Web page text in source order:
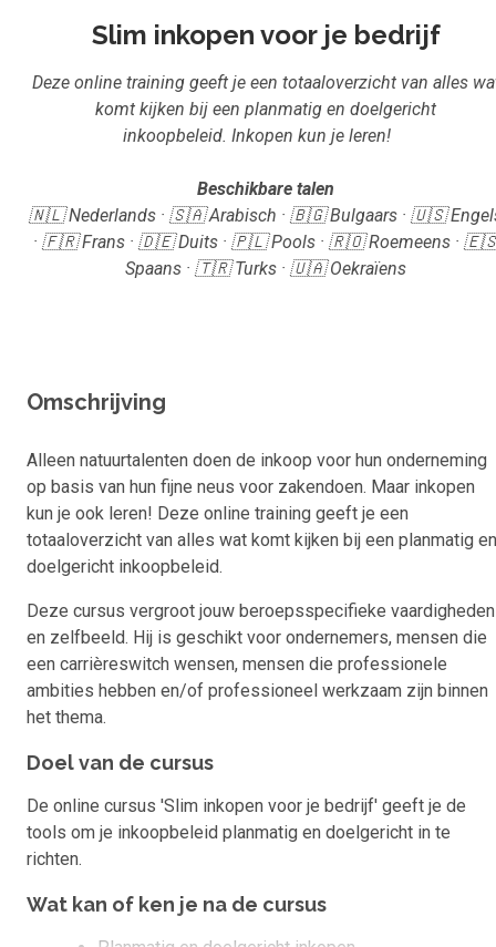
Slim inkopen voor je bedrijf
Deze online training geeft je een totaaloverzicht van alles
komt kijken bij een planmatig en doelgericht
inkoopbeleid. Inkopen kun je leren!
Beschikbare talen
🇳🇱 Nederlands · 🇸🇦 Arabisch · 🇧🇬 Bulgaars · 🇺🇸
· 🇫🇷 Frans · 🇩🇪 Duits · 🇵🇱 Pools · 🇷🇴 Roemeens ·
Spaans · 🇹🇷 Turks · 🇺🇦 Oekraïens
Omschrijving
Alleen natuurtalenten doen de inkoop voor hun onderneming
op basis van hun fijne neus voor zakendoen. Maar inkopen
kun je ook leren! Deze online training geeft je een
totaaloverzicht van alles wat komt kijken bij een planmatig en
doelgericht inkoopbeleid.
Deze cursus vergroot jouw beroepsspecifieke vaardigheden
en zelfbeeld. Hij is geschikt voor ondernemers, mensen die
een carrièreswitch wensen, mensen die professionele
ambities hebben en/of professioneel werkzaam zijn binnen
het thema.
Doel van de cursus
De online cursus 'Slim inkopen voor je bedrijf' geeft je de
tools om je inkoopbeleid planmatig en doelgericht in te
richten.
Wat kan of ken je na de cursus